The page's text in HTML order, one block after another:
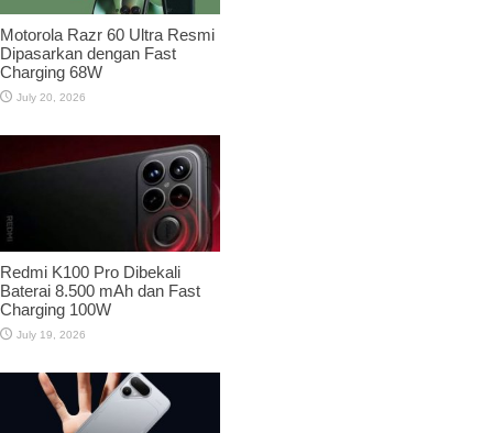
Motorola Razr 60 Ultra Resmi
Dipasarkan dengan Fast
Charging 68W
July 20, 2026
Redmi K100 Pro Dibekali
Baterai 8.500 mAh dan Fast
Charging 100W
July 19, 2026